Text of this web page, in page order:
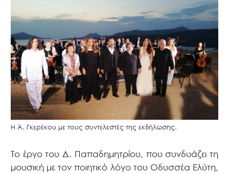
Η Ά. Γκερέκου με τους συντελεστές της εκδήλωσης.
Το έργο του Δ. Παπαδημητρίου, που συνδυάζει τη
μουσική με τον ποιητικό λόγο του Οδυσσέα Ελύτη,